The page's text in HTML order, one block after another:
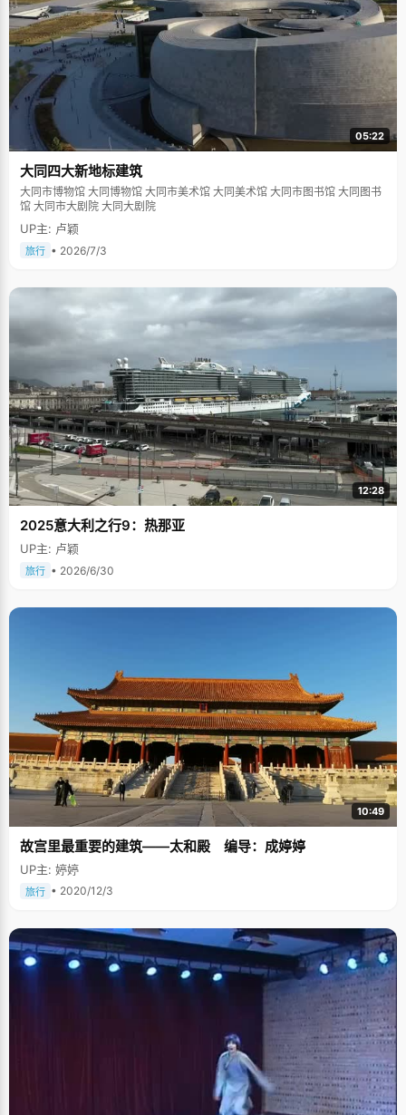
05:22
大同四大新地标建筑
大同市博物馆 大同博物馆 大同市美术馆 大同美术馆 大同市图书馆 大同图书
馆 大同市大剧院 大同大剧院
UP主: 卢颖
旅行 • 2026/7/3
12:28
2025意大利之行9：热那亚
UP主: 卢颖
旅行 • 2026/6/30
10:49
故宫里最重要的建筑——太和殿 编导：成婷婷
UP主: 婷婷
旅行 • 2020/12/3